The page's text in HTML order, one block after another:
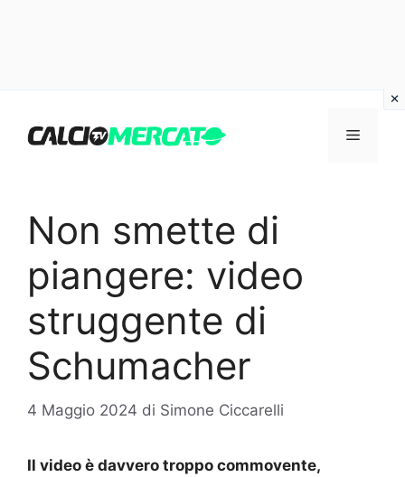
contenuto
Menu
Non smette di
piangere: video
struggente di
Schumacher
4 Maggio 2024 di Simone Ciccarelli
Il video è davvero troppo commovente,